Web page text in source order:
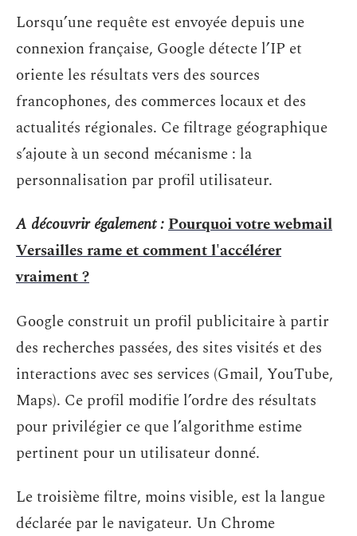
Lorsqu’une requête est envoyée depuis une
connexion française, Google détecte l’IP et
oriente les résultats vers des sources
francophones, des commerces locaux et des
actualités régionales. Ce filtrage géographique
s’ajoute à un second mécanisme : la
personnalisation par profil utilisateur.
A découvrir également :Pourquoi votre webmail
Versailles rame et comment l'accélérer
vraiment ?
Google construit un profil publicitaire à partir
des recherches passées, des sites visités et des
interactions avec ses services (Gmail, YouTube,
Maps). Ce profil modifie l’ordre des résultats
pour privilégier ce que l’algorithme estime
pertinent pour un utilisateur donné.
Le troisième filtre, moins visible, est la langue
déclarée par le navigateur. Un Chrome